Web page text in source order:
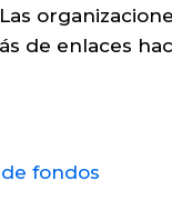
de enlaces